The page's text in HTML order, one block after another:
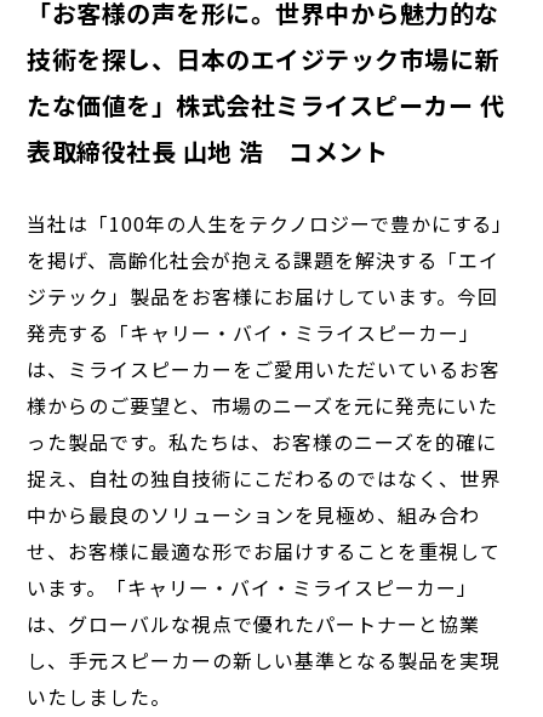
「お客様の声を形に。世界中から魅力的な
技術を探し、日本のエイジテック市場に新
たな価値を」株式会社ミライスピーカー 代
表取締役社長 山地 浩 コメント
当社は「100年の人生をテクノロジーで豊かにする」
を掲げ、高齢化社会が抱える課題を解決する「エイ
ジテック」製品をお客様にお届けしています。今回
発売する「キャリー・バイ・ミライスピーカー」
は、ミライスピーカーをご愛用いただいているお客
様からのご要望と、市場のニーズを元に発売にいた
った製品です。私たちは、お客様のニーズを的確に
捉え、自社の独自技術にこだわるのではなく、世界
中から最良のソリューションを見極め、組み合わ
せ、お客様に最適な形でお届けすることを重視して
います。「キャリー・バイ・ミライスピーカー」
は、グローバルな視点で優れたパートナーと協業
し、手元スピーカーの新しい基準となる製品を実現
いたしました。